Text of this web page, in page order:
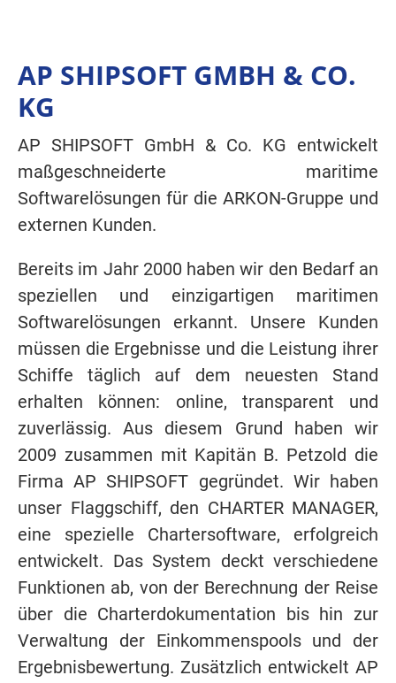
AP SHIPSOFT GMBH & CO.
KG
AP SHIPSOFT GmbH & Co. KG entwickelt
maßgeschneiderte maritime
Softwarelösungen für die ARKON-Gruppe und
externen Kunden.
Bereits im Jahr 2000 haben wir den Bedarf an
speziellen und einzigartigen maritimen
Softwarelösungen erkannt. Unsere Kunden
müssen die Ergebnisse und die Leistung ihrer
Schiffe täglich auf dem neuesten Stand
erhalten können: online, transparent und
zuverlässig. Aus diesem Grund haben wir
2009 zusammen mit Kapitän B. Petzold die
Firma AP SHIPSOFT gegründet. Wir haben
unser Flaggschiff, den CHARTER MANAGER,
eine spezielle Chartersoftware, erfolgreich
entwickelt. Das System deckt verschiedene
Funktionen ab, von der Berechnung der Reise
über die Charterdokumentation bis hin zur
Verwaltung der Einkommenspools und der
Ergebnisbewertung. Zusätzlich entwickelt AP